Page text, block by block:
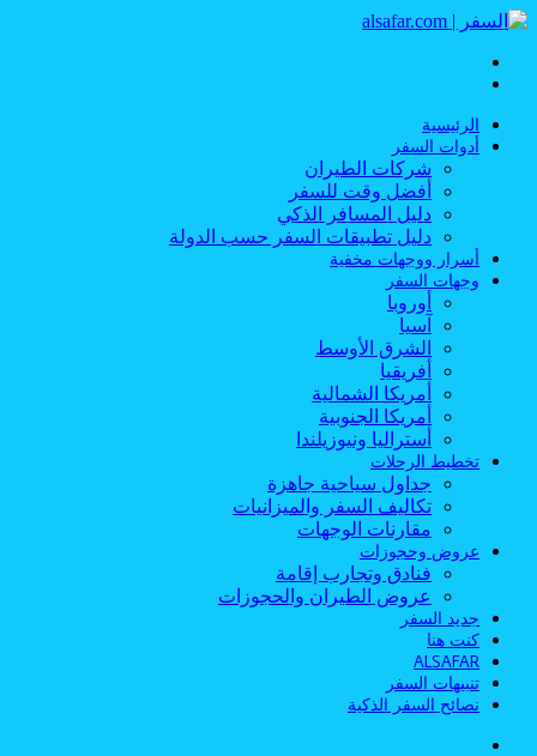
الرئيسية
أدوات السفر
شركات الطيران
أفضل وقت للسفر
دليل المسافر الذكي
دليل تطبيقات السفر حسب الدولة
أسرار ووجهات مخفية
وجهات السفر
أوروبا
آسيا
الشرق الأوسط
أفريقيا
أمريكا الشمالية
أمريكا الجنوبية
أستراليا ونيوزيلندا
تخطيط الرحلات
جداول سياحية جاهزة
تكاليف السفر والميزانيات
مقارنات الوجهات
عروض وحجوزات
فنادق وتجارب إقامة
عروض الطيران والحجوزات
جديد السفر
كنت هنا
ALSAFAR
تنبيهات السفر
نصائح السفر الذكية